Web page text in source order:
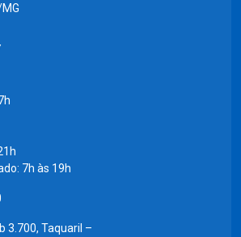
7h às 19h
3.700, Taquaril –